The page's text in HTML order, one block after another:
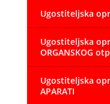
Ugostiteljska
Ugostiteljska
ORGANSKOG
Ugostiteljska
APARATI